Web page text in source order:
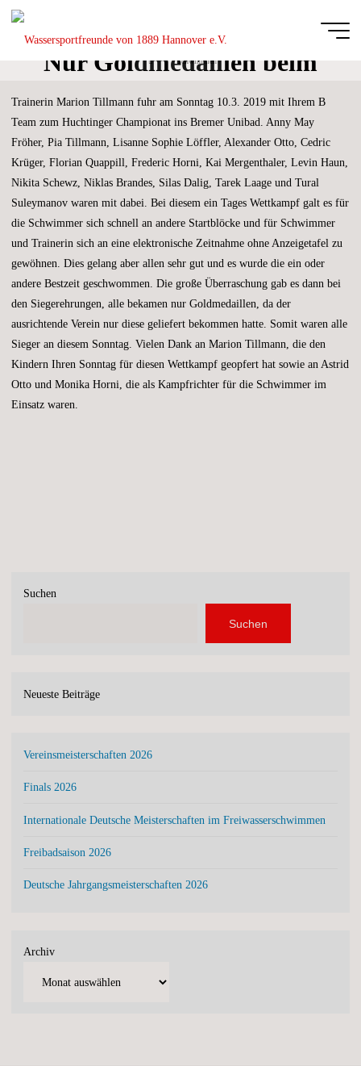
Zum
von 1889
Hannover e.V.
DIE
GANZE
DES
SCHWIMM-
WASSERBALLSPORTS
Nur Goldmedaillen beim
Huchtinger Championat
Start Schwimmen
Trainerin Marion Tillmann fuhr am Sonntag 10.3. 2019 mit Ihrem B
Team zum Huchtinger Championat ins Bremer Unibad. Anny May
Fröher, Pia Tillmann, Lisanne Sophie Löffler, Alexander Otto, Cedric
Krüger, Florian Quappill, Frederic Horni, Kai Mergenthaler, Levin Haun,
Nikita Schewz, Niklas Brandes, Silas Dalig, Tarek Laage und Tural
Suleymanov waren mit dabei. Bei diesem ein Tages Wettkampf galt es für
die Schwimmer sich schnell an andere Startblöcke und für Schwimmer
und Trainerin sich an eine elektronische Zeitnahme ohne Anzeigetafel zu
gewöhnen. Dies gelang aber allen sehr gut und es wurde die ein oder
andere Bestzeit geschwommen. Die große Überraschung gab es dann bei
den Siegerehrungen, alle bekamen nur Goldmedaillen, da der
ausrichtende Verein nur diese geliefert bekommen hatte. Somit waren alle
Sieger an diesem Sonntag. Vielen Dank an Marion Tillmann, die den
Kindern Ihren Sonntag für diesen Wettkampf geopfert hat sowie an Astrid
Otto und Monika Horni, die als Kampfrichter für die Schwimmer im
Einsatz waren.
Suchen
Suchen
Neueste Beiträge
Vereinsmeisterschaften 2026
Finals 2026
Internationale Deutsche Meisterschaften im Freiwasserschwimmen
Freibadsaison 2026
Deutsche Jahrgangsmeisterschaften 2026
Archiv